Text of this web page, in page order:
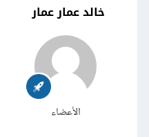
خالد عمار عمار
الأعضاء